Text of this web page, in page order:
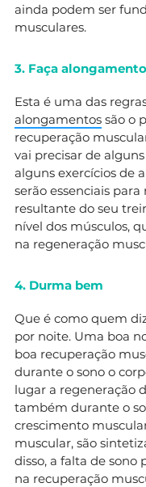
ainda podem ser
musculares.
3. Faça
Esta é uma das
alongamentos são o
recuperação
vai precisar de
alguns exercícios de
serão essenciais
resultante do seu
nível dos músculos,
na regeneração
4. Durma bem
Que é como quem
por noite. Uma boa
boa recuperação
durante o sono o
lugar a regeneração
também durante o
crescimento
muscular, são
disso, a falta de sono
na recuperação